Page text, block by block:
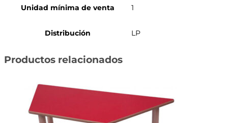
Unidad mínima de venta 1
Distribución LP
Productos relacionados